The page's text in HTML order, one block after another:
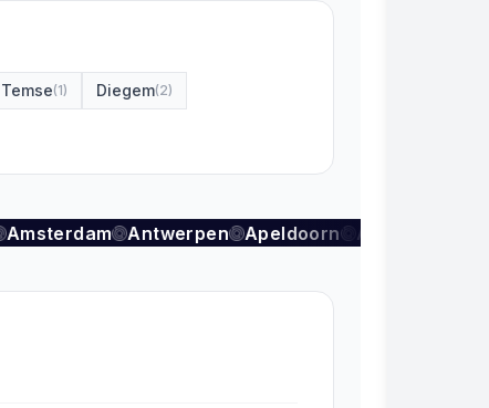
Temse(1) Diegem(2)
Amsterdam Antwerpen Apeldoorn Arnhem